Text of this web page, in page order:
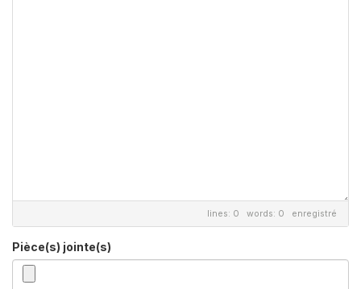
lines: 0 words: 0 enregistré
Pièce(s) jointe(s)